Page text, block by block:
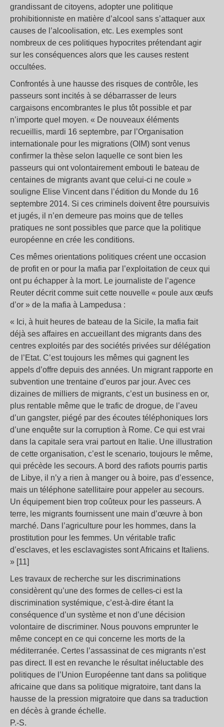
grandissant de citoyens, adopter une politique
prohibitionniste en matière d’alcool sans s’attaquer aux
causes de l’alcoolisation, etc. Les exemples sont
nombreux de ces politiques hypocrites prétendant agir
sur les conséquences alors que les causes restent
occultées.
Confrontés à une hausse des risques de contrôle, les
passeurs sont incités à se débarrasser de leurs
cargaisons encombrantes le plus tôt possible et par
n’importe quel moyen. « De nouveaux éléments
recueillis, mardi 16 septembre, par l’Organisation
internationale pour les migrations (OIM) sont venus
confirmer la thèse selon laquelle ce sont bien les
passeurs qui ont volontairement embouti le bateau de
centaines de migrants avant que celui-ci ne coule »
souligne Elise Vincent dans l’édition du Monde du 16
septembre 2014. Si ces criminels doivent être poursuivis
et jugés, il n’en demeure pas moins que de telles
pratiques ne sont possibles que parce que la politique
européenne en crée les conditions.
Ces mêmes orientations politiques créent une occasion
de profit en or pour la mafia par l’exploitation de ceux qui
ont pu échapper à la mort. Le journaliste de l’agence
Reuter décrit comme suit cette nouvelle « poule aux œufs
d’or » de la mafia à Lampedusa :
« Ici, à huit heures de bateau de la Sicile, la mafia fait
déjà ses affaires en accueillant des migrants dans des
centres exploités par des sociétés privées sur délégation
de l’Etat. C’est toujours les mêmes qui gagnent les
appels d’offre depuis des années. Un migrant rapporte en
subvention une trentaine d’euros par jour. Avec ces
dizaines de milliers de migrants, c’est un business en or,
plus rentable même que le trafic de drogue, de l’aveu
d’un gangster, piégé par des écoutes téléphoniques lors
d’une enquête sur la corruption à Rome. Ce qui est vrai
dans la capitale sera vrai partout en Italie. Une illustration
de cette organisation, c’est le scenario, toujours le même,
qui précède les secours. A bord des rafiots pourris partis
de Libye, il n’y a rien à manger ou à boire, pas d’essence,
mais un téléphone satellitaire pour appeler au secours.
Un équipement bien trop coûteux pour les passeurs. A
terre, les migrants fournissent une main d’œuvre à bon
marché. Dans l’agriculture pour les hommes, dans la
prostitution pour les femmes. Un véritable trafic
d’esclaves, et les esclavagistes sont Africains et Italiens.
» [11]
Les travaux de recherche sur les discriminations
considèrent qu’une des formes de celles-ci est la
discrimination systémique, c’est-à-dire étant la
conséquence d’un système et non d’une décision
volontaire de discriminer. Nous pouvons emprunter le
même concept en ce qui concerne les morts de la
méditerranée. Certes l’assassinat de ces migrants n’est
pas direct. Il est en revanche le résultat inéluctable des
politiques de l’Union Européenne tant dans sa politique
africaine que dans sa politique migratoire, tant dans la
hausse de la pression migratoire que dans sa traduction
en décès à grande échelle.
P.-S.